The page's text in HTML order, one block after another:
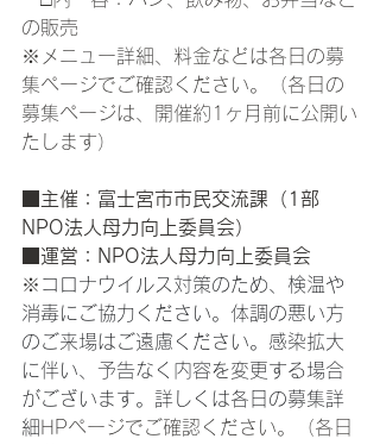
の販売
※メニュー詳細、料金などは各日の募
集ページでご確認ください。（各日の
募集ページは、開催約1ヶ月前に公開い
たします）
■主催：富士宮市市民交流課（1部
NPO法人母力向上委員会）
■運営：NPO法人母力向上委員会
※ コロナウイルス対策のため、検温や
消毒にご協力ください。体調の悪い方
のご来場はご遠慮ください。感染拡大
に伴い、予告なく内容を変更する場合
がございます。詳しくは各日の募集詳
細 HPページでご確認ください。（各日